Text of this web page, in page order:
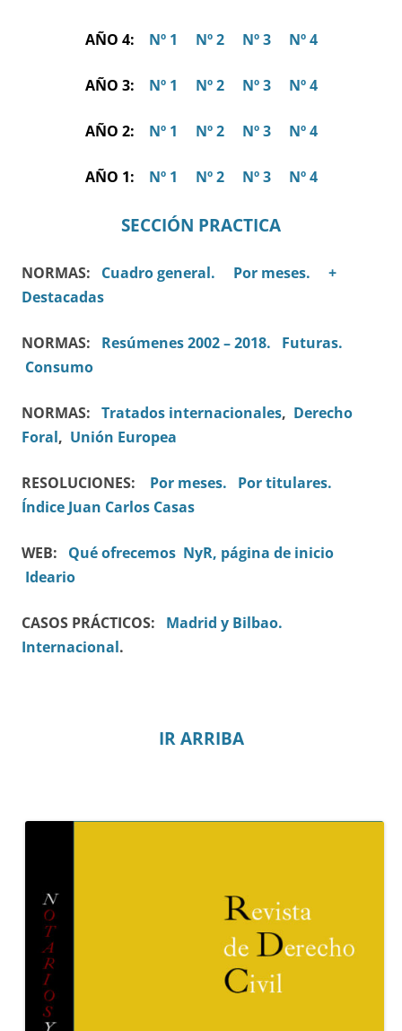
AÑO 4: Nº 1 Nº 2 Nº 3 Nº 4
AÑO 3: Nº 1 Nº 2 Nº 3 Nº 4
AÑO 2: Nº 1 Nº 2 Nº 3 Nº 4
AÑO 1: Nº 1 Nº 2 Nº 3 Nº 4
SECCIÓN PRACTICA
NORMAS: Cuadro general. Por meses.
+
Destacadas
NORMAS: Resúmenes 2002 – 2018.
Futuras.
Consumo
NORMAS: Tratados internacionales, Derecho
Foral, Unión Europea
RESOLUCIONES: Por meses.
Por titulares.
Índice Juan Carlos Casas
WEB: Qué ofrecemos NyR, página de inicio
Ideario
CASOS PRÁCTICOS: Madrid y Bilbao.
Internacional.
IR ARRIBA